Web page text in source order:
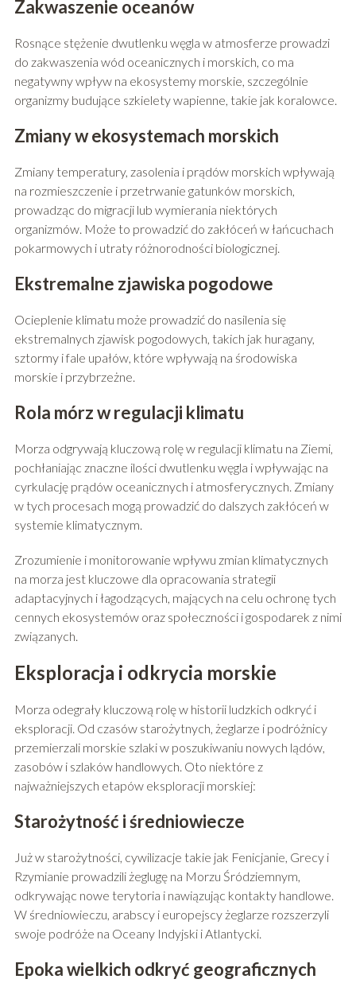
Zakwaszenie oceanów
Rosnące stężenie dwutlenku węgla w atmosferze prowadzi
do zakwaszenia wód oceanicznych i morskich, co ma
negatywny wpływ na ekosystemy morskie, szczególnie
organizmy budujące szkielety wapienne, takie jak koralowce.
Zmiany w ekosystemach morskich
Zmiany temperatury, zasolenia i prądów morskich wpływają
na rozmieszczenie i przetrwanie gatunków morskich,
prowadząc do migracji lub wymierania niektórych
organizmów. Może to prowadzić do zakłóceń w łańcuchach
pokarmowych i utraty różnorodności biologicznej.
Ekstremalne zjawiska pogodowe
Ocieplenie klimatu może prowadzić do nasilenia się
ekstremalnych zjawisk pogodowych, takich jak huragany,
sztormy i fale upałów, które wpływają na środowiska
morskie i przybrzeżne.
Rola mórz w regulacji klimatu
Morza odgrywają kluczową rolę w regulacji klimatu na Ziemi,
pochłaniając znaczne ilości dwutlenku węgla i wpływając na
cyrkulację prądów oceanicznych i atmosferycznych. Zmiany
w tych procesach mogą prowadzić do dalszych zakłóceń w
systemie klimatycznym.
Zrozumienie i monitorowanie wpływu zmian klimatycznych
na morza jest kluczowe dla opracowania strategii
adaptacyjnych i łagodzących, mających na celu ochronę tych
cennych ekosystemów oraz społeczności i gospodarek z nimi
związanych.
Eksploracja i odkrycia morskie
Morza odegrały kluczową rolę w historii ludzkich odkryć i
eksploracji. Od czasów starożytnych, żeglarze i podróżnicy
przemierzali morskie szlaki w poszukiwaniu nowych lądów,
zasobów i szlaków handlowych. Oto niektóre z
najważniejszych etapów eksploracji morskiej:
Starożytność i średniowiecze
Już w starożytności, cywilizacje takie jak Fenicjanie, Grecy i
Rzymianie prowadzili żeglugę na Morzu Śródziemnym,
odkrywając nowe terytoria i nawiązując kontakty handlowe.
W średniowieczu, arabscy i europejscy żeglarze rozszerzyli
swoje podróże na Oceany Indyjski i Atlantycki.
Epoka wielkich odkryć geograficznych